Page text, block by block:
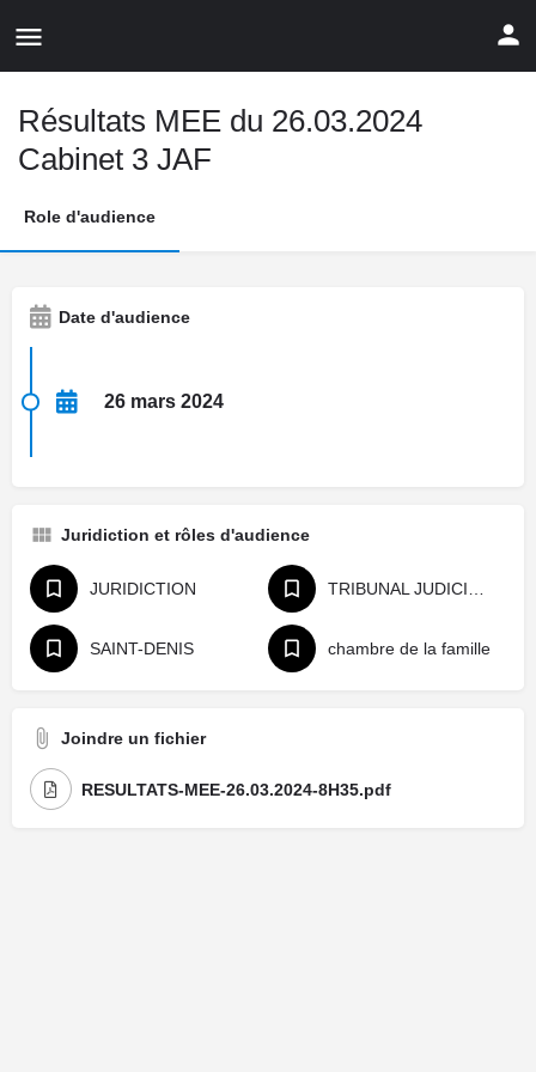
Résultats MEE du 26.03.2024
Cabinet 3 JAF
Role d'audience
Date d'audience
26 mars 2024
Juridiction et rôles d'audience
JURIDICTION
SAINT-DENIS chambre de la famille
Joindre un fichier
RESULTATS-MEE-26.03.2024-8H35.pdf